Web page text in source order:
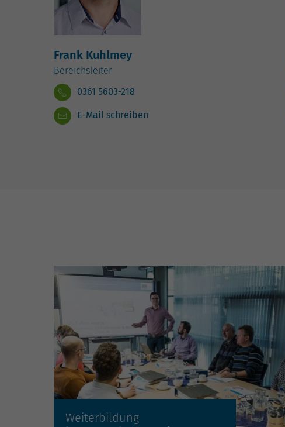
Frank Kuhlmey
Bereichsleiter
0361 5603-218
E-Mail schreiben
Weiterbildung
Mehr erfahren »